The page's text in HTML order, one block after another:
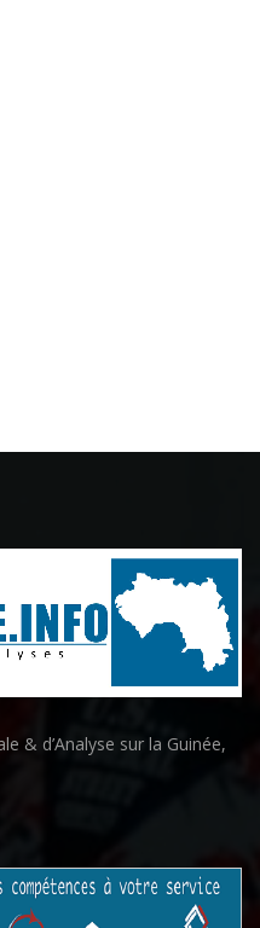
& d’Analyse sur la Guinée,